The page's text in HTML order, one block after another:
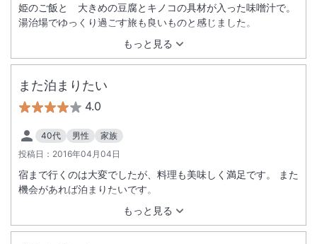
もっと見る
姫のご飯と 大きめの豆腐とキノコの具材が入った味噌汁で。
湯治場でゆっくり過ごす旅も良いものと感じました。
また泊まりたい
4.0
40代 男性
家族
投稿日： 2016年04月04日
もっと見る
宿まで行くのは大変でしたが、料理も美味しく満足です。 また
機会があれば泊まりたいです。